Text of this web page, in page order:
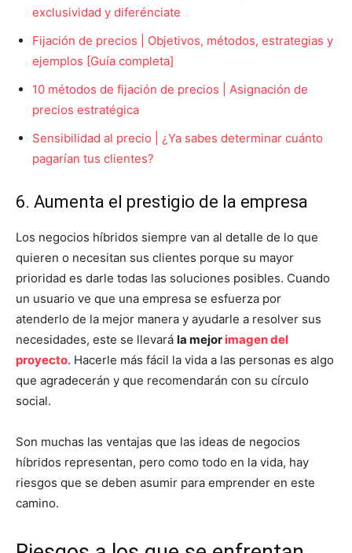
exclusividad y diferénciate
Fijación de precios | Objetivos, métodos, estrategias y
ejemplos [Guía completa]
10 métodos de fijación de precios | Asignación de
precios estratégica
Sensibilidad al precio | ¿Ya sabes determinar cuánto
pagarían tus clientes?
6. Aumenta el prestigio de la empresa
Los negocios híbridos siempre van al detalle de lo que
quieren o necesitan sus clientes porque su mayor
prioridad es darle todas las soluciones posibles. Cuando
un usuario ve que una empresa se esfuerza por
atenderlo de la mejor manera y ayudarle a resolver sus
necesidades, este se llevará la mejor imagen del
proyecto. Hacerle más fácil la vida a las personas es algo
que agradecerán y que recomendarán con su círculo
social.
Son muchas las ventajas que las ideas de negocios
híbridos representan, pero como todo en la vida, hay
riesgos que se deben asumir para emprender en este
camino.